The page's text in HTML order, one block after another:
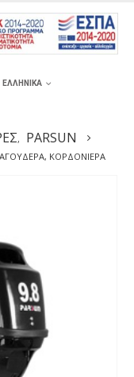
ΕΛΛΗΝΙΚΆ
, PARSUN
ΚΟΡΔΟΝΙΈΡΑ